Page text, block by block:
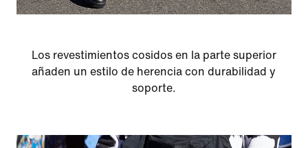
Los revestimientos cosidos en la parte superior
añaden un estilo de herencia con durabilidad y
soporte.